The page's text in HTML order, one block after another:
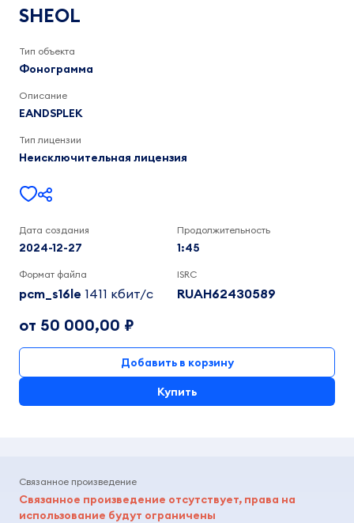
SHEOL
Тип объекта
Фонограмма
Описание
EANDSPLEK
Тип лицензии
Неисключительная лицензия
Дата создания
2024-12-27
Продолжительность
1:45
Формат файла
pcm_s16le 1411 кбит/c
ISRC
RUAH62430589
от 50 000,00 ₽
Добавить в корзину
Купить
Связанное произведение
Связанное произведение отсутствует, права на
использование будут ограничены